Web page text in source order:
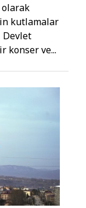
olarak
kutlamalar
Devlet
konser ve...